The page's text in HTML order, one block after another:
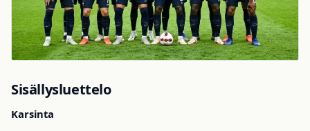
Sisällysluettelo
Karsinta